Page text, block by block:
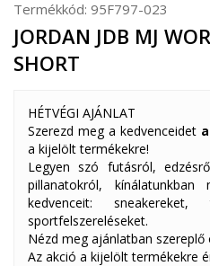
Termékkód: 95F797-023
JORDAN JDB MJ
SHORT
HÉTVÉGI AJÁNLAT
Szerezd meg a kedvenceidet
a kijelölt termékekre!
Legyen szó futásról,
pillanatokról,
kedvenceit:
sportfelszereléseket.
Nézd meg ajánlatban
Az akció a kijelölt termékekre